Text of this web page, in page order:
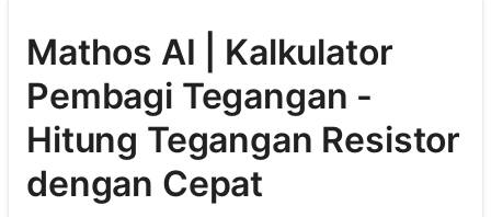
Mathos AI | Kalkulator
Pembagi Tegangan -
Hitung Tegangan Resistor
dengan Cepat